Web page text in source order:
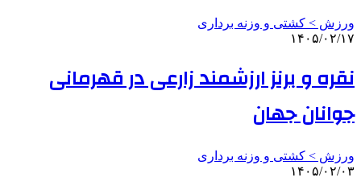
ورزش > کشتی و وزنه برداری
۱۴۰۵/۰۲/۱۷
نقره و برنز ارزشمند زارعی در قهرمانی
جوانان جهان
ورزش > کشتی و وزنه برداری
۱۴۰۵/۰۲/۰۳